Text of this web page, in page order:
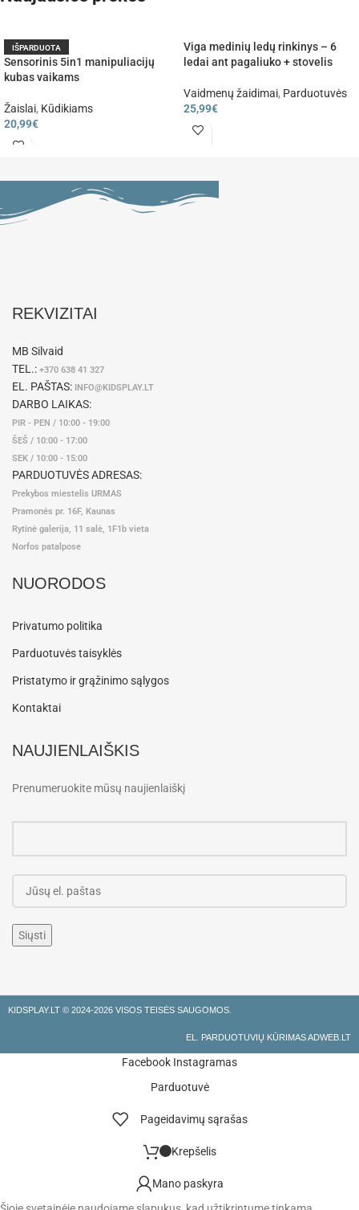
IŠPARDUOTA
Sensorinis 5in1 manipuliacijų
kubas vaikams
Žaislai, Kūdikiams
20,99€
Viga medinių ledų rinkinys – 6
ledai ant pagaliuko + stovelis
Vaidmenų žaidimai, Parduotuvės
25,99€
REKVIZITAI
MB Silvaid
TEL.: +370 638 41 327
EL. PAŠTAS: INFO@KIDSPLAY.LT
DARBO LAIKAS:
PIR - PEN / 10:00 - 19:00
ŠEŠ / 10:00 - 17:00
SEK / 10:00 - 15:00
PARDUOTUVĖS ADRESAS:
Prekybos miestelis URMAS
Pramonės pr. 16F, Kaunas
Rytinė galerija, 11 salė, 1F1b vieta
Norfos patalpose
NUORODOS
Privatumo politika
Parduotuvės taisyklės
Pristatymo ir grąžinimo sąlygos
Kontaktai
NAUJIENLAIŠKIS
Prenumeruokite mūsų naujienlaiškį
KIDSPLAY.LT © 2024-2026 VISOS TEISĖS SAUGOMOS.
EL. PARDUOTUVIŲ KŪRIMAS ADWEB.LT
Facebook Instagramas
Parduotuvė
Pageidavimų sąrašas
Krepšelis
Mano paskyra